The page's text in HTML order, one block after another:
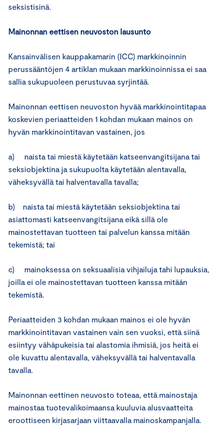
seksistisinä.
Mainonnan eettisen neuvoston lausunto
Kansainvälisen kauppakamarin (ICC) markkinoinnin
perussääntöjen 4 artiklan mukaan markkinoinnissa ei saa
sallia sukupuoleen perustuvaa syrjintää.
Mainonnan eettisen neuvoston hyvää markkinointitapaa
koskevien periaatteiden 1 kohdan mukaan mainos on
hyvän markkinointitavan vastainen, jos
a) naista tai miestä käytetään katseenvangitsijana tai
seksiobjektina ja sukupuolta käytetään alentavalla,
väheksyvällä tai halventavalla tavalla;
b) naista tai miestä käytetään seksiobjektina tai
asiattomasti katseenvangitsijana eikä sillä ole
mainostettavan tuotteen tai palvelun kanssa mitään
tekemistä; tai
c) mainoksessa on seksuaalisia vihjailuja tahi lupauksia,
joilla ei ole mainostettavan tuotteen kanssa mitään
tekemistä.
Periaatteiden 3 kohdan mukaan mainos ei ole hyvän
markkinointitavan vastainen vain sen vuoksi, että siinä
esiintyy vähäpukeisia tai alastomia ihmisiä, jos heitä ei
ole kuvattu alentavalla, väheksyvällä tai halventavalla
tavalla.
Mainonnan eettinen neuvosto toteaa, että mainostaja
mainostaa tuotevalikoimaansa kuuluvia alusvaatteita
eroottiseen kirjasarjaan viittaavalla mainoskampanjalla.